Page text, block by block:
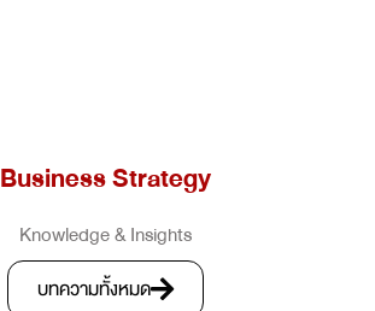
Business Strategy
Knowledge & Insights
บทความทั้งหมด